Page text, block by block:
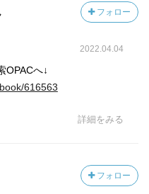
フォロー
2022.04.04
OPACへ↓
616563
詳細をみる
フォロー